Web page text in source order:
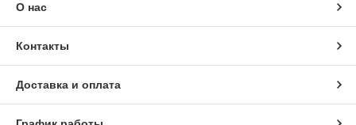
О нас
Контакты
Доставка и оплата